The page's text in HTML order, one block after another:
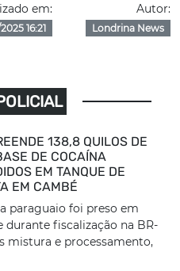
em:
16:21
Autor:
Londrina News
138,8 QUILOS DE
DE COCAÍNA
EM TANQUE DE
EM CAMBÉ
paraguaio foi preso em
durante fiscalização na BR-
mistura e processamento,